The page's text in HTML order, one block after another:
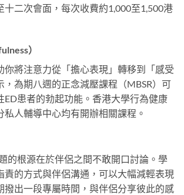
十二次會面，每次收費約1,000至1,500港
）
你將注意力從「擔心表現」轉移到「感受
，為期八週的正念減壓課程（MBSR）可
ED患者的勃起功能。香港大學行為健康
私人輔導中心均有開辦相關課程。
的根源在於伴侶之間不敢開口討論。學
責的方式與伴侶溝通，可以大幅減輕表現
撥出一段專屬時間，與伴侶分享彼此的感